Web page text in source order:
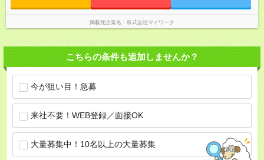
掲載元企業名 株式会社マイワーク
こちらの条件も追加しませんか？
今が狙い目！急募
来社不要！WEB登録／面接OK
大量募集中！10名以上の大量募集